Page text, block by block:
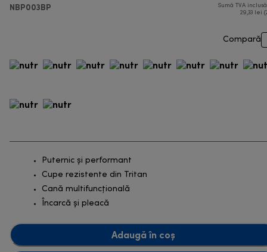
NBP003BP
Sumă TVA
29,33 lei
Compară
Puternic şi performant
Cupe rezistente din Tritan
Cană multifuncțională
Încarcă și pleacă
Adaugă în coș